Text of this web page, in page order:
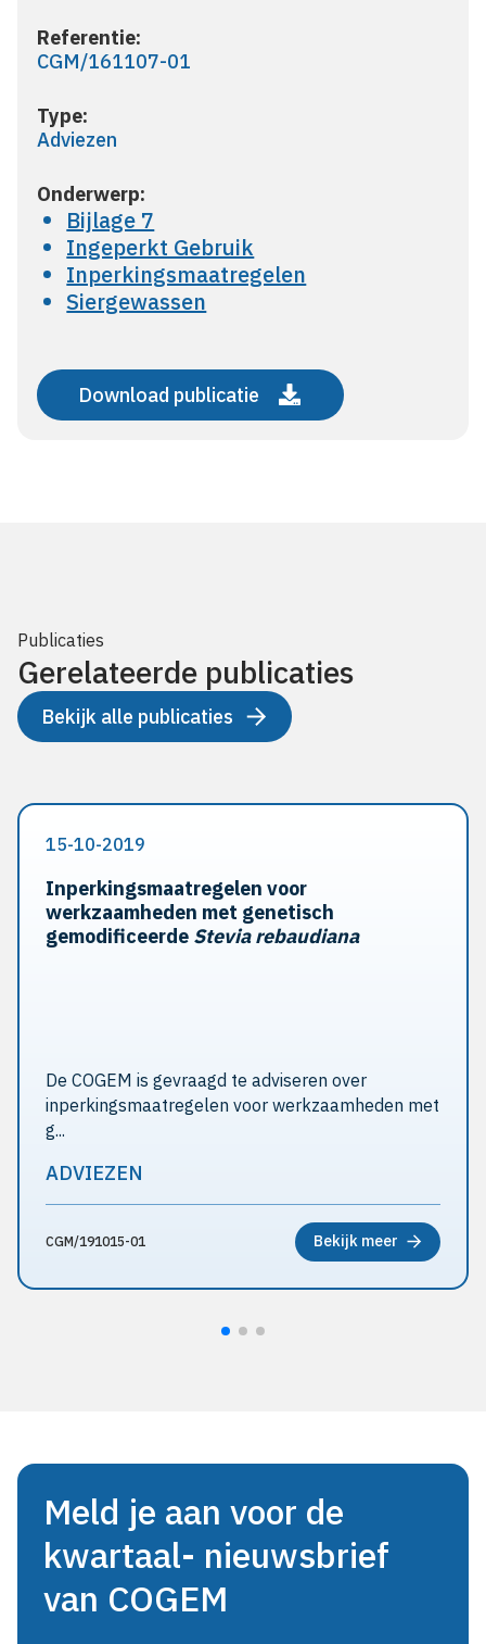
Referentie:
CGM/161107-01
Type:
Adviezen
Onderwerp:
Bijlage 7
Ingeperkt Gebruik
Inperkingsmaatregelen
Siergewassen
Download publicatie
Publicaties
Gerelateerde publicaties
Bekijk alle publicaties
15-10-2019
Inperkingsmaatregelen voor
werkzaamheden met genetisch
gemodificeerde Stevia rebaudiana
De COGEM is gevraagd te adviseren over
inperkingsmaatregelen voor werkzaamheden met
g...
ADVIEZEN
CGM/191015-01 Bekijk meer
Meld je aan voor de
kwartaal- nieuwsbrief
van COGEM